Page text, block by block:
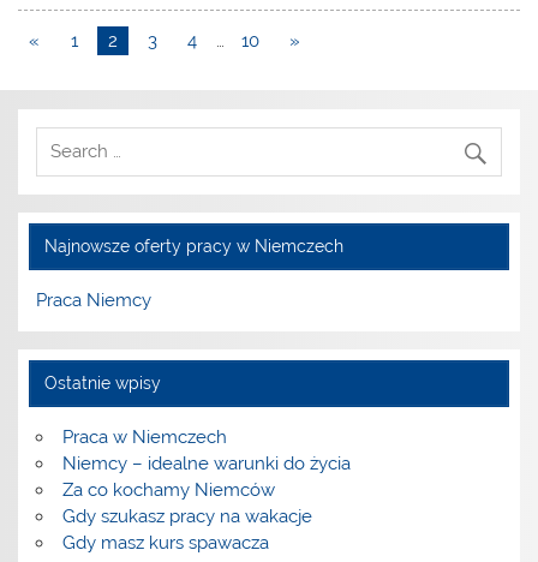
« 1 2 3 4 … 10 »
Najnowsze oferty pracy w Niemczech
Praca Niemcy
Ostatnie wpisy
Praca w Niemczech
Niemcy – idealne warunki do życia
Za co kochamy Niemców
Gdy szukasz pracy na wakacje
Gdy masz kurs spawacza